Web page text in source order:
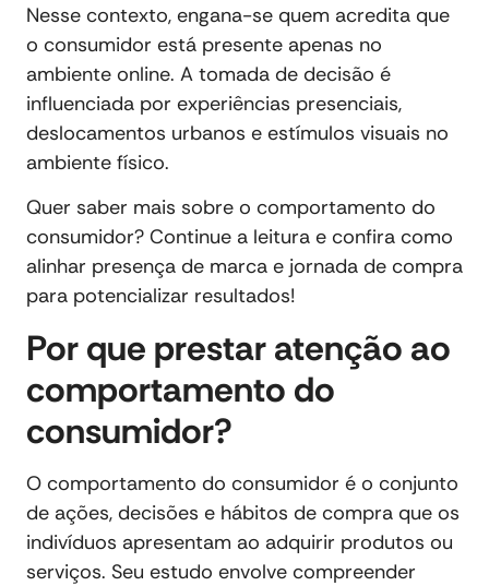
Nesse contexto, engana-se quem acredita que
o consumidor está presente apenas no
ambiente online. A tomada de decisão é
influenciada por experiências presenciais,
deslocamentos urbanos e estímulos visuais no
ambiente físico.
Quer saber mais sobre o comportamento do
consumidor? Continue a leitura e confira como
alinhar presença de marca e jornada de compra
para potencializar resultados!
Por que prestar atenção ao
comportamento do
consumidor?
O comportamento do consumidor é o conjunto
de ações, decisões e hábitos de compra que os
indivíduos apresentam ao adquirir produtos ou
serviços. Seu estudo envolve compreender